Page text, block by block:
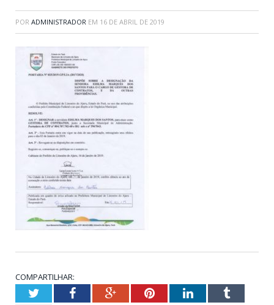
POR ADMINISTRADOR EM 16 DE ABRIL DE 2019
COMPARTILHAR:
TwitterFacebookGoogle+PinterestLinkedInTumblr